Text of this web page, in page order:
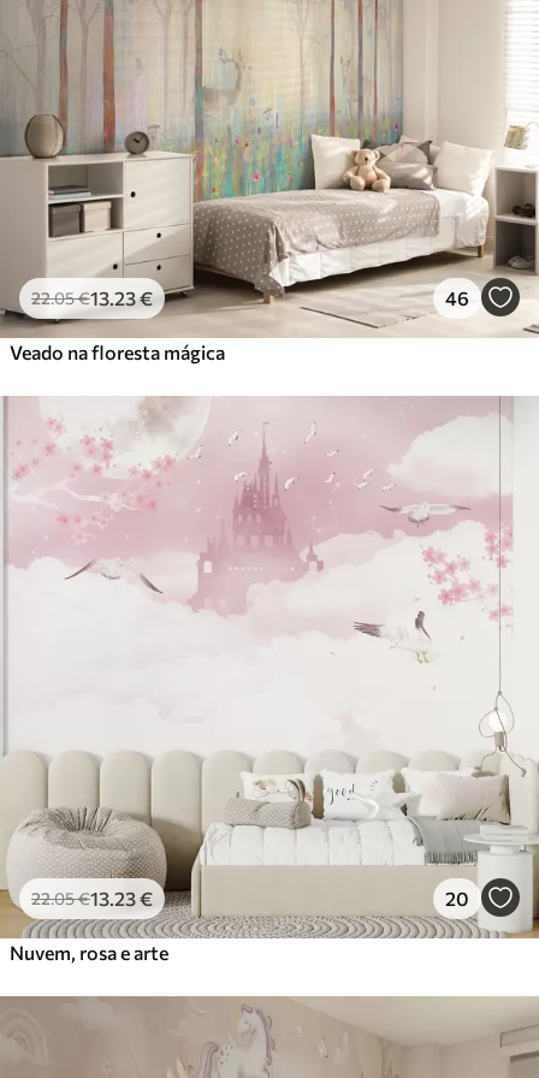
22.05€13 .23€ 46
Veado na floresta mágica
22.05€13 .23€ 20
Nuvem, rosa e arte